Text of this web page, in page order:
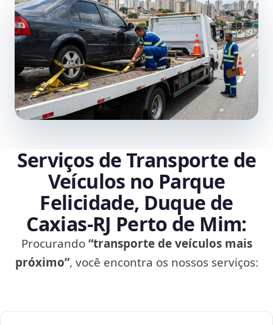
Serviços de Transporte de
Veículos no Parque
Felicidade, Duque de
Caxias‑RJ Perto de Mim:
Procurando“transporte de veículos mais
próximo”, você encontra os nossos serviços: